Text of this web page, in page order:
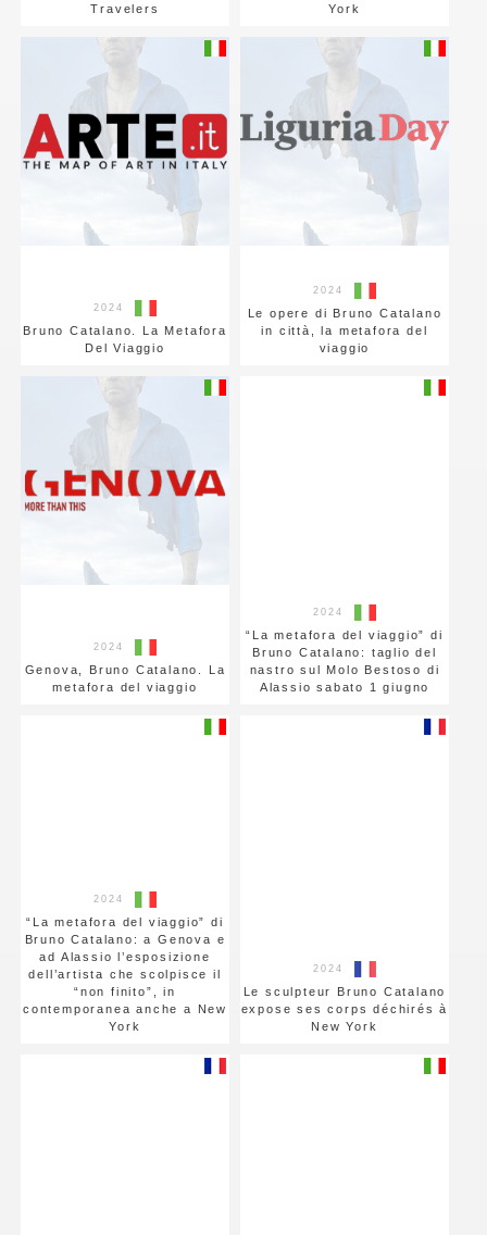
Travelers York
2024
Bruno Catalano. La Metafora
Del Viaggio
2024
Le opere di Bruno Catalano
in città, la metafora del
viaggio
2024
Genova, Bruno Catalano. La
metafora del viaggio
2024
“La metafora del viaggio” di
Bruno Catalano: taglio del
nastro sul Molo Bestoso di
Alassio sabato 1 giugno
2024
“La metafora del viaggio” di
Bruno Catalano: a Genova e
ad Alassio l’esposizione
dell’artista che scolpisce il
“non finito”, in
contemporanea anche a New
York
2024
Le sculpteur Bruno Catalano
expose ses corps déchirés à
New York